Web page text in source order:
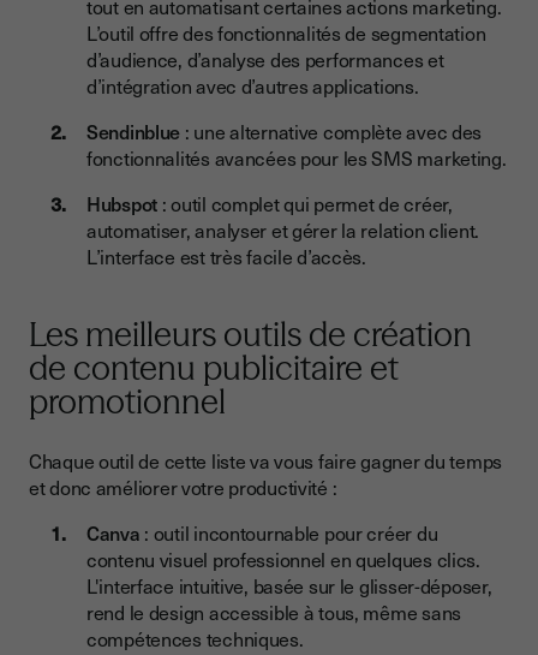
tout en automatisant certaines actions marketing.
L’outil offre des fonctionnalités de segmentation
d’audience, d’analyse des performances et
d’intégration avec d’autres applications.
Sendinblue : une alternative complète avec des
fonctionnalités avancées pour les SMS marketing.
Hubspot : outil complet qui permet de créer,
automatiser, analyser et gérer la relation client.
L’interface est très facile d’accès.
Les meilleurs outils de création
de contenu publicitaire et
promotionnel
Chaque outil de cette liste va vous faire gagner du temps
et donc améliorer votre productivité :
Canva : outil incontournable pour créer du
contenu visuel professionnel en quelques clics.
L'interface intuitive, basée sur le glisser-déposer,
rend le design accessible à tous, même sans
compétences techniques.